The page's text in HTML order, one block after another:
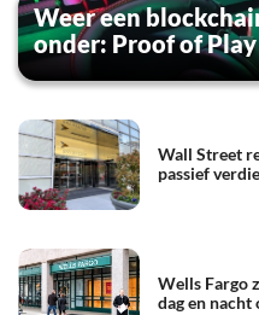
Weer een
onder: Proof of
Wall Street
passief
Wells Fargo
dag en nacht